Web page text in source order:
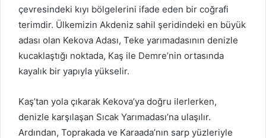
çevresindeki kıyı bölgelerini ifade eden bir coğrafi
terimdir. Ülkemizin Akdeniz sahil şeridindeki en büyük
adası olan Kekova Adası, Teke yarımadasının denizle
kucaklaştığı noktada, Kaş ile Demre’nin ortasında
kayalık bir yapıyla yükselir.
Kaş’tan yola çıkarak Kekova’ya doğru ilerlerken,
denizle karşılaşan Sıcak Yarımadası’na ulaşılır.
Ardından, Toprakada ve Karaada’nın sarp yüzleriyle